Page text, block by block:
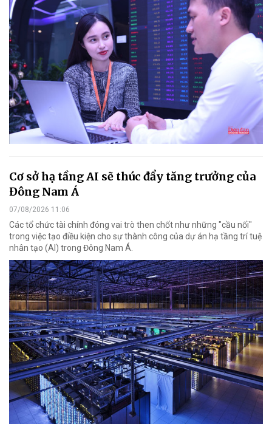
Cơ sở hạ tầng AI sẽ thúc đẩy tăng trưởng của
Đông Nam Á
07/08/2026 11:06
Các tổ chức tài chính đóng vai trò then chốt như những "cầu nối"
trong việc tạo điều kiện cho sự thành công của dự án hạ tầng trí tuệ
nhân tạo (AI) trong Đông Nam Á.